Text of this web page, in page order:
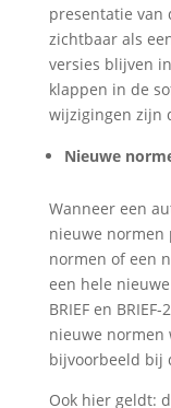
presentatie van
zichtbaar als
versies blijven
klappen in de
wijzigingen zijn
Nieuwe
Wanneer een
nieuwe normen
normen of een
een hele
BRIEF en
nieuwe normen
bijvoorbeeld bij
Ook hier geldt: